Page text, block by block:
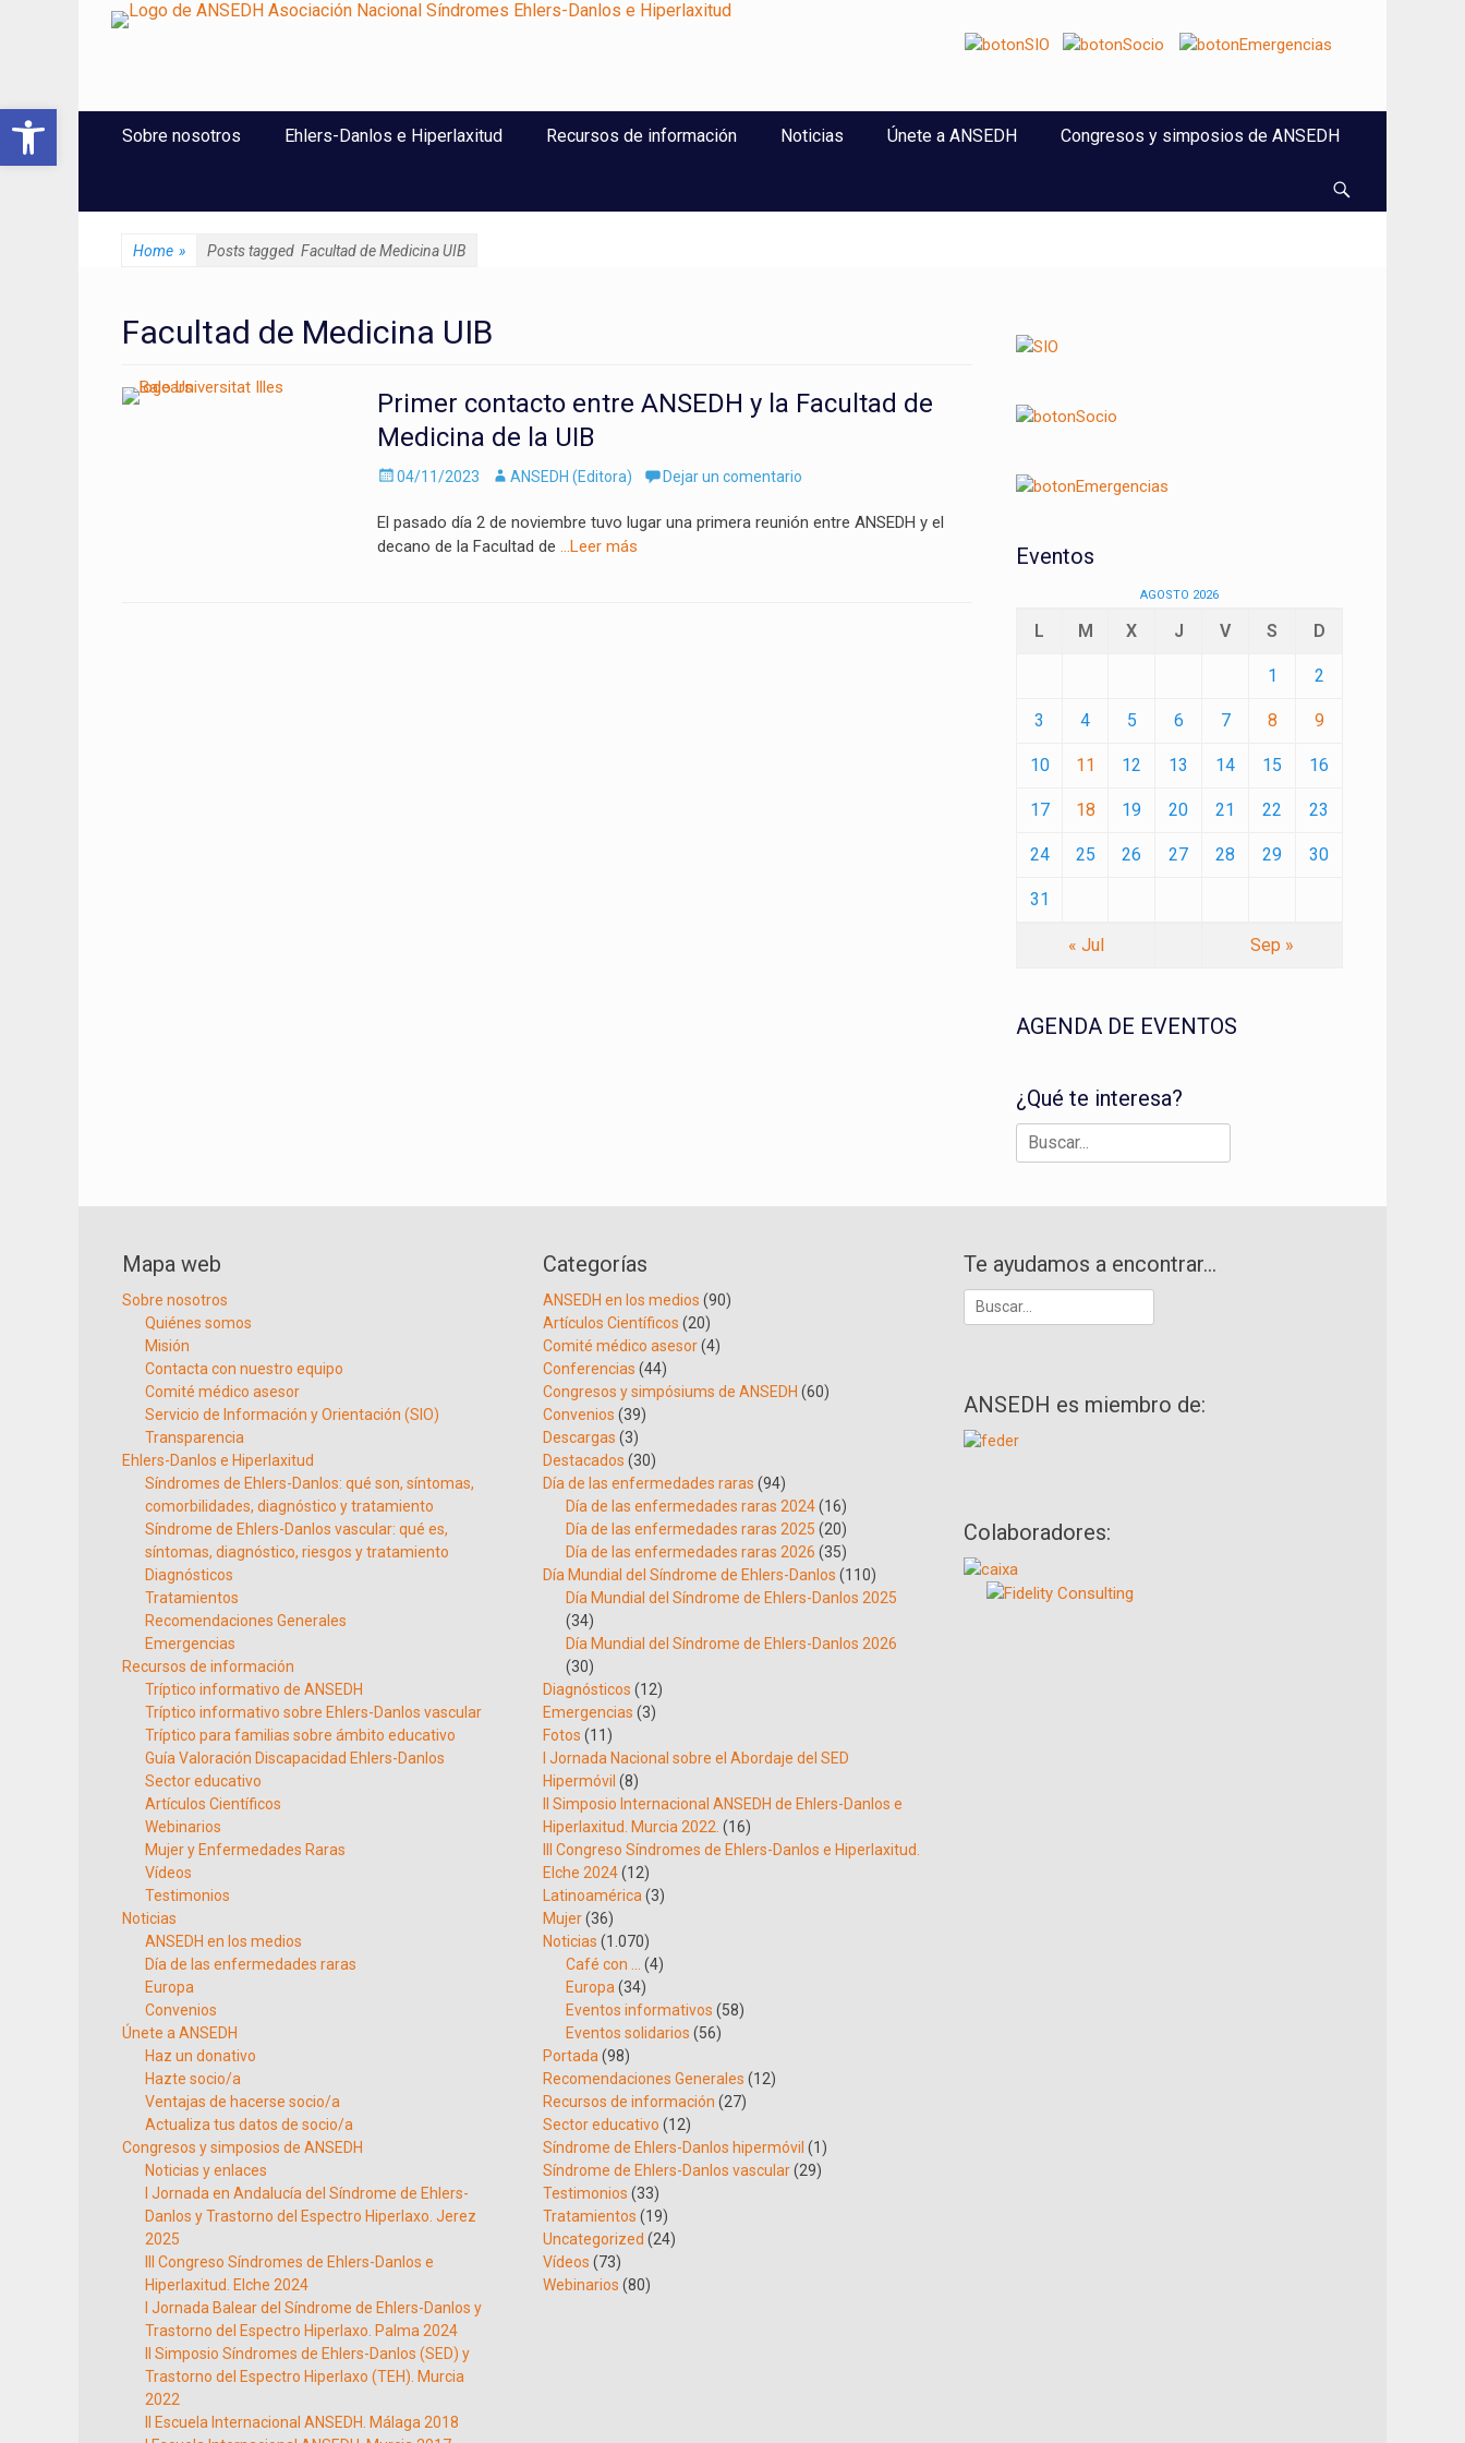
ANSEDH
Asociación Nacional del Síndrome de Ehlers-Danlos e Hiperlaxitud
Menú Principal
Sobre nosotros Ehlers-Danlos e Hiperlaxitud Recursos de información Noticias Únete a ANSEDH Congresos y simposios de ANSEDH
Home » Posts tagged Facultad de Medicina UIB
Facultad de Medicina UIB
Primer contacto entre ANSEDH y la Facultad de
Medicina de la UIB
Enviado
04/11/2023 AutorANSEDH (Editora) Dejar un comentario
El pasado día 2 de noviembre tuvo lugar una primera reunión entre ANSEDH y el
decano de la Facultad de …Leer más Eventos
AGOSTO 2026
L M X J V S D
1 2
3 4 5 6 7 8 9
10 11 12 13 14 15 16
17 18 19 20 21 22 23
24 25 26 27 28 29 30
31
« Jul Sep »
AGENDA DE EVENTOS
¿Qué te interesa?
Buscar:
Mapa web
Sobre nosotros
Quiénes somos
Misión
Contacta con nuestro equipo
Comité médico asesor
Servicio de Información y Orientación (SIO)
Transparencia
Ehlers-Danlos e Hiperlaxitud
Síndromes de Ehlers-Danlos: qué son, síntomas,
comorbilidades, diagnóstico y tratamiento
Síndrome de Ehlers-Danlos vascular: qué es,
síntomas, diagnóstico, riesgos y tratamiento
Diagnósticos
Tratamientos
Recomendaciones Generales
Emergencias
Recursos de información
Tríptico informativo de ANSEDH
Tríptico informativo sobre Ehlers-Danlos vascular
Tríptico para familias sobre ámbito educativo
Guía Valoración Discapacidad Ehlers-Danlos
Sector educativo
Artículos Científicos
Webinarios
Mujer y Enfermedades Raras
Vídeos
Testimonios
Noticias
ANSEDH en los medios
Día de las enfermedades raras
Europa
Convenios
Únete a ANSEDH
Haz un donativo
Hazte socio/a
Ventajas de hacerse socio/a
Actualiza tus datos de socio/a
Congresos y simposios de ANSEDH
Noticias y enlaces
I Jornada en Andalucía del Síndrome de Ehlers-
Danlos y Trastorno del Espectro Hiperlaxo. Jerez
2025
III Congreso Síndromes de Ehlers-Danlos e
Hiperlaxitud. Elche 2024
I Jornada Balear del Síndrome de Ehlers-Danlos y
Trastorno del Espectro Hiperlaxo. Palma 2024
II Simposio Síndromes de Ehlers-Danlos (SED) y
Trastorno del Espectro Hiperlaxo (TEH). Murcia
2022
II Escuela Internacional ANSEDH. Málaga 2018
Categorías
ANSEDH en los medios (90)
Artículos Científicos (20)
Comité médico asesor(4)
Conferencias (44)
Congresos y simpósiums de ANSEDH (60)
Convenios (39)
Descargas (3)
Destacados (30)
Día de las enfermedades raras (94)
Día de las enfermedades raras 2024(16)
Día de las enfermedades raras 2025 (20)
Día de las enfermedades raras 2026 (35)
Día Mundial del Síndrome de Ehlers-Danlos (110)
Día Mundial del Síndrome de Ehlers-Danlos 2025
(34)
Día Mundial del Síndrome de Ehlers-Danlos 2026
(30)
Diagnósticos (12)
Emergencias (3)
Fotos (11)
I Jornada Nacional sobre el Abordaje del SED
Hipermóvil (8)
II Simposio Internacional ANSEDH de Ehlers-Danlos e
Hiperlaxitud. Murcia 2022. (16)
III Congreso Síndromes de Ehlers-Danlos e Hiperlaxitud.
Elche 2024(12)
Latinoamérica (3)
Mujer(36)
Noticias (1.070)
Café con …
(4)
Europa (34)
Eventos informativos (58)
Eventos solidarios (56)
Portada (98)
Recomendaciones Generales (12)
Recursos de información (27)
Sector educativo (12)
Síndrome de Ehlers-Danlos hipermóvil (1)
Síndrome de Ehlers-Danlos vascular(29)
Testimonios (33)
Tratamientos (19)
Uncategorized (24)
Vídeos (73)
Webinarios (80)
Te ayudamos a encontrar…
Buscar:
ANSEDH es miembro de:
Colaboradores:
Abrir barra de herramientas